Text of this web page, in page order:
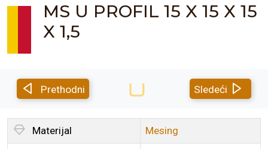
MS U PROFIL 15 X 15 X 15
X 1,5
Prethodni Sledeći
Materijal Mesing